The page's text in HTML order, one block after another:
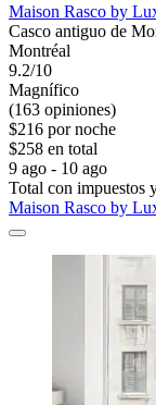
Maison Rasco by
Casco antiguo de
Montréal
9.2/10
Magnífico
(163 opiniones)
$216 por noche
$258 en total
9 ago - 10 ago
Total con impuestos
Maison Rasco by